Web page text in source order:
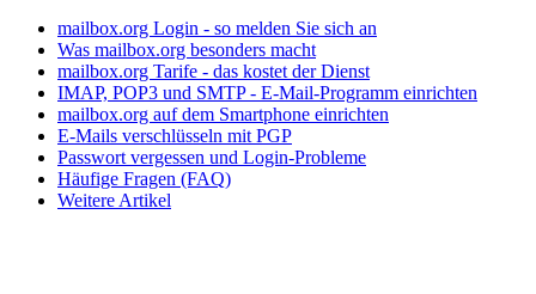
mailbox.org Login - so melden Sie sich an
Was mailbox.org besonders macht
mailbox.org Tarife - das kostet der Dienst
IMAP, POP3 und SMTP - E-Mail-Programm einrichten
mailbox.org auf dem Smartphone einrichten
E-Mails verschlüsseln mit PGP
Passwort vergessen und Login-Probleme
Häufige Fragen (FAQ)
Weitere Artikel